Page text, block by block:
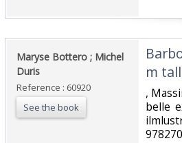
‎Maryse Bottero ; Michel
Duris‎
Reference : 60920
See the book
m
‎,
belle